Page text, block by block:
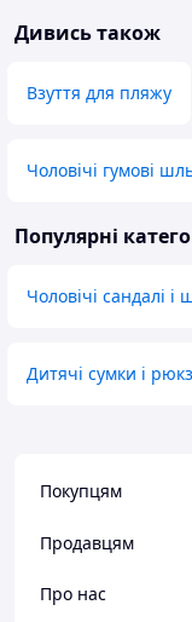
Дивись також
Взуття для пляжу
Чоловічі гумові
Популярні
Чоловічі сандалі і
Дитячі сумки і
Покупцям
Продавцям
Про нас